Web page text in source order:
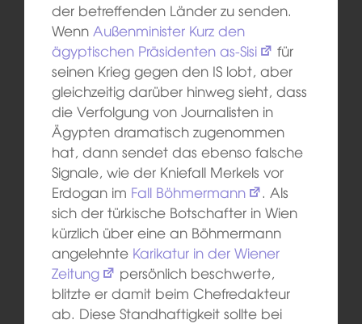
der betreffenden Länder zu senden.
Wenn Außenminister Kurz den
ägyptischen Präsidenten as-Sisi
für
seinen Krieg gegen den IS lobt, aber
gleichzeitig darüber hinweg sieht, dass
die Verfolgung von Journalisten in
Ägypten dramatisch zugenommen
hat, dann sendet das ebenso falsche
Signale, wie der Kniefall Merkels vor
Erdogan im Fall Böhmermann
. Als
sich der türkische Botschafter in Wien
kürzlich über eine an Böhmermann
angelehnte Karikatur in der Wiener
Zeitung
persönlich beschwerte,
blitzte er damit beim Chefredakteur
ab. Diese Standhaftigkeit sollte bei